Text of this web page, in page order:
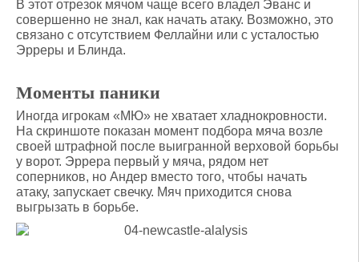
В этот отрезок мячом чаще всего владел Эванс и
совершенно не знал, как начать атаку. Возможно, это
связано с отсутствием Феллайни или с усталостью
Эрреры и Блинда.
Моменты паники
Иногда игрокам «МЮ» не хватает хладнокровности.
На скриншоте показан момент подбора мяча возле
своей штрафной после выигранной верховой борьбы
у ворот. Эррера первый у мяча, рядом нет
соперников, но Андер вместо того, чтобы начать
атаку, запускает свечку. Мяч приходится снова
выгрызать в борьбе.